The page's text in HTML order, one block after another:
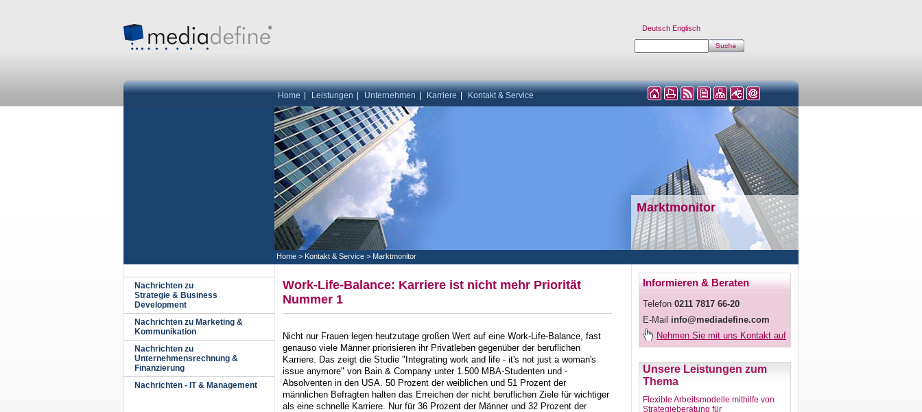
Home Leistungen Unternehmen Karriere Kontakt & Service
Deutsch Englisch
Home > Kontakt & Service > Marktmonitor
Nachrichten zu
Strategie & Business
Development
Nachrichten zu Marketing &
Kommunikation
Nachrichten zu
Unternehmensrechnung &
Finanzierung
Nachrichten - IT & Management
Marktmonitor
Unsere Leistungen zum
Thema
Flexible Arbeitsmodelle mithilfe von
Strategieberatung für
Work-Life-Balance: Karriere ist nicht mehr Priorität
Nummer 1
Nicht nur Frauen legen heutzutage großen Wert auf eine Work-Life-Balance, fast
genauso viele Männer priorisieren ihr Privatleben gegenüber der beruflichen
Karriere. Das zeigt die Studie "Integrating work and life - it's not just a woman's
issue anymore" von Bain & Company unter 1.500 MBA-Studenten und -
Absolventen in den USA. 50 Prozent der weiblichen und 51 Prozent der
männlichen Befragten halten das Erreichen der nicht beruflichen Ziele für wichtiger
als eine schnelle Karriere. Nur für 36 Prozent der Männer und 32 Prozent der
Informieren & Beraten
Telefon 0211 7817 66-20
E-Mail info@mediadefine.com
Nehmen Sie mit uns Kontakt auf